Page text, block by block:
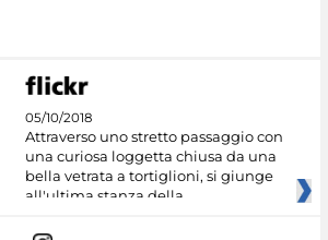
05/10/2018
Attraverso uno stretto passaggio con
una curiosa loggetta chiusa da una
bella vetrata a tortiglioni, si giunge
all'ultima stanza della